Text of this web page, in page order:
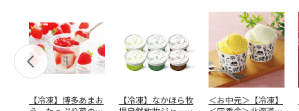
【冷凍】博多あまお
【冷凍】なかほら牧
＜お中元＞【冷凍】